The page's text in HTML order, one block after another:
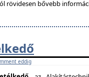
rövidesen bővebb
eddig